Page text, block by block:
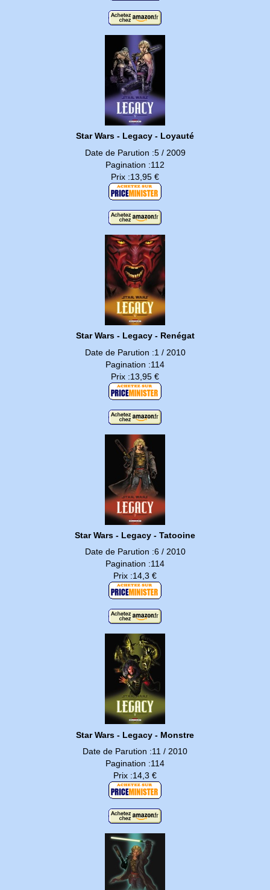
Star Wars - Legacy - Loyauté
Date de Parution :5 / 2009
Pagination :112
Prix :13,95 €
Star Wars - Legacy - Renégat
Date de Parution :1 / 2010
Pagination :114
Prix :13,95 €
Star Wars - Legacy - Tatooine
Date de Parution :6 / 2010
Pagination :114
Prix :14,3 €
Star Wars - Legacy - Monstre
Date de Parution :11 / 2010
Pagination :114
Prix :14,3 €